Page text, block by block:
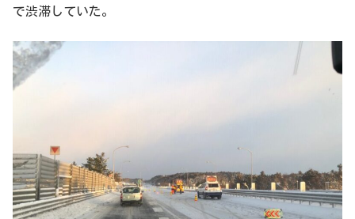
で渋滞していた。